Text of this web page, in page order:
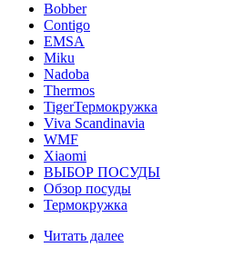
Bobber
Contigo
EMSA
Miku
Nadoba
Thermos
TigerТермокружка
Viva Scandinavia
WMF
Xiaomi
ВЫБОР ПОСУДЫ
Обзор посуды
Термокружка
Читать далее